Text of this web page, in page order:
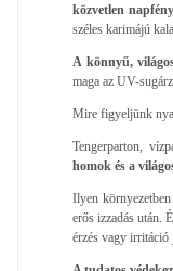
közvetlen
széles karimájú
A könnyű,
maga az UV-
Mire figyeljünk
Tengerparton,
homok és a
Ilyen
erős izzadás után.
érzés vagy irritáció